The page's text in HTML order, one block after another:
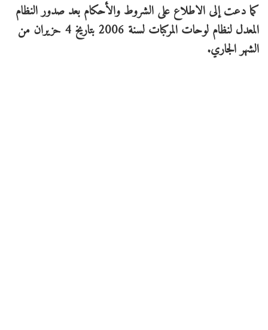
كما دعت إلى الاطلاع على الشروط والأحكام بعد صدور النظام
المعدل لنظام لوحات المركبات لسنة 2006 بتاريخ 4 حزيران من
الشهر الجاري.